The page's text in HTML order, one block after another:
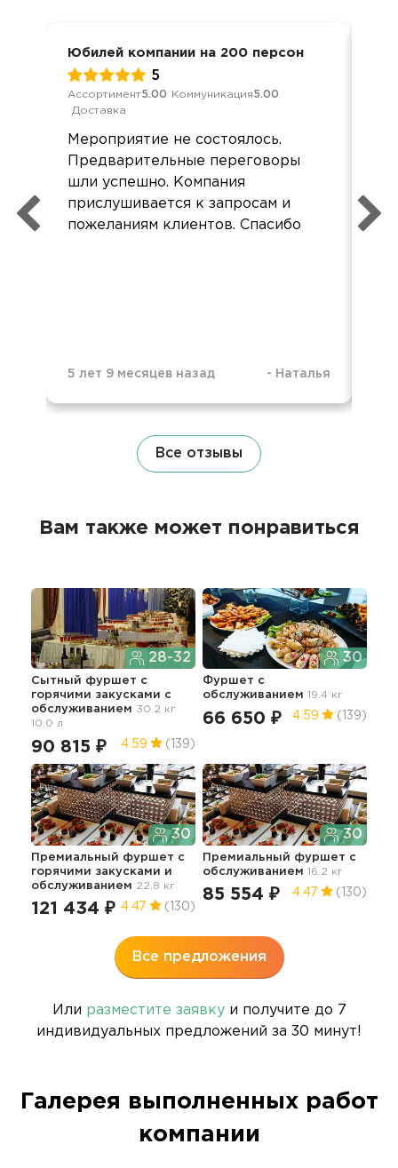
Юбилей компании на 200 персон
5
Ассортимент5.00 Коммуникация5.00
Доставка
Мероприятие не состоялось.
Предварительные переговоры
шли успешно. Компания
прислушивается к запросам и
пожеланиям клиентов. Спасибо
5 лет 9 месяцев назад - Наталья
Все отзывы
Вам также может понравиться
28-32
Сытный фуршет с
горячими закусками с
обслуживанием 30.2 кг
10.0 л
90 815 ₽ 4.59 (139)
30
Фуршет с
обслуживанием 19.4 кг
66 650 ₽ 4.59 (139)
30
Премиальный фуршет с
горячими закусками и
обслуживанием 22.8 кг
121 434 ₽ 4.47 (130)
30
Премиальный фуршет с
обслуживанием 16.2 кг
85 554 ₽ 4.47 (130)
Все предложения
Или разместите заявкуи получите до 7
индивидуальных предложений за 30 минут!
Галерея выполненных работ
компании